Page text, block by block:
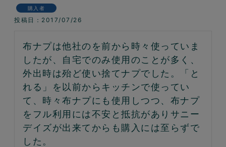
購入者
投稿日 2017/07/26
布ナプは他社のを前から時々使っていま
したが、自宅でのみ使用のことが多く、
外出時は殆ど使い捨てナプでした。「と
れる」を以前からキッチンで使ってい
て、時々布ナプにも使用しつつ、布ナプ
をフル利用には不安と抵抗がありサニー
デイズが出来てからも購入には至らずで
した。